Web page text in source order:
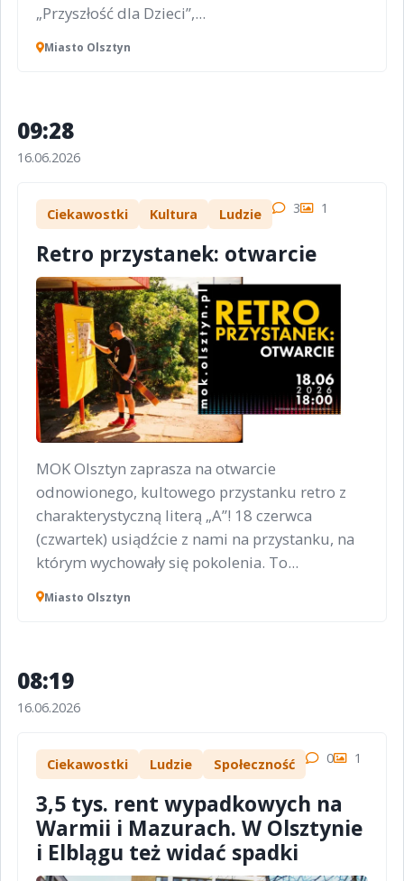
„Przyszłość dla Dzieci”,...
Miasto Olsztyn
09:28
16.06.2026
Ciekawostki Kultura Ludzie 3 1
Retro przystanek: otwarcie
MOK Olsztyn zaprasza na otwarcie
odnowionego, kultowego przystanku retro z
charakterystyczną literą „A”! 18 czerwca
(czwartek) usiądźcie z nami na przystanku, na
którym wychowały się pokolenia. To...
Miasto Olsztyn
08:19
16.06.2026
Ciekawostki Ludzie Społeczność 0 1
3,5 tys. rent wypadkowych na
Warmii i Mazurach. W Olsztynie
i Elblągu też widać spadki